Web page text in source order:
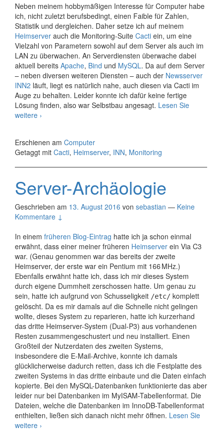
Neben meinem hobbymäßigen Interesse für Computer habe
ich, nicht zuletzt berufsbedingt, einen Faible für Zahlen,
Statistik und dergleichen. Daher setze ich auf meinem
Heimserver auch die Monitoring-Suite Cacti ein, um eine
Vielzahl von Parametern sowohl auf dem Server als auch im
LAN zu überwachen. An Serverdiensten überwache dabei
aktuell bereits Apache, Bind und MySQL. Da auf dem Server
– neben diversen weiteren Diensten – auch der Newsserver
INN2 läuft, liegt es natürlich nahe, auch diesen via Cacti im
Auge zu behalten. Leider konnte ich dafür keine fertige
Lösung finden, also war Selbstbau angesagt. Lesen Sie
weitere INN-
Cacti
›
Erschienen am Computer
Getaggt mit Cacti, Heimserver, INN, Monitoring
Server-Archäologie
Geschrieben am 13. August 2016 von sebastian — Keine
Kommentare ↓
In einem früheren Blog-Eintrag hatte ich ja schon einmal
erwähnt, dass einer meiner früheren Heimserver ein Via C3
war. (Genau genommen war das bereits der zweite
Heimserver, der erste war ein Pentium mit 166 MHz.)
Ebenfalls erwähnt hatte ich, dass ich mir dieses System
durch eigene Dummheit zerschossen hatte. Um genau zu
sein, hatte ich aufgrund von Schusseligkeit /etc/ komplett
gelöscht. Da es mir damals auf die Schnelle nicht gelingen
wollte, dieses System zu reparieren, hatte ich kurzerhand
das dritte Heimserver-System (Dual-P3) aus vorhandenen
Resten zusammengeschustert und neu installiert. Einen
Großteil der Nutzerdaten des zweiten Systems,
insbesondere die E-Mail-Archive, konnte ich damals
glücklicherweise dadurch retten, dass ich die Festplatte des
zweiten Systems in das dritte einbaute und die Daten einfach
kopierte. Bei den MySQL-Datenbanken funktionierte das aber
leider nur bei Datenbanken im MyISAM-Tabellenformat. Die
Dateien, welche die Datenbanken im InnoDB-Tabellenformat
enthielten, ließen sich danach nicht mehr öffnen. Lesen Sie
weitere Server-
›